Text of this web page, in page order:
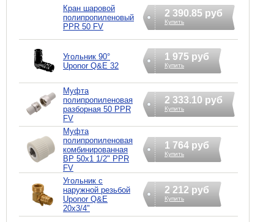
Кран шаровой
полипропиленовый
PPR 50 FV
2 390.85 руб
Купить
Угольник 90°
Uponor Q&E 32
1 975 руб
Купить
Муфта
полипропиленовая
разборная 50 PPR
FV
2 333.10 руб
Купить
Муфта
полипропиленовая
комбинированная
ВР 50х1 1/2" PPR
FV
1 764 руб
Купить
Угольник с
наружной резьбой
Uponor Q&E
20х3/4"
2 212 руб
Купить